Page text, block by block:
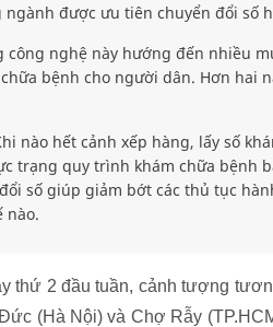
được ưu tiên chuyển đổi số
công nghệ này hướng đến nhiều
bệnh cho người dân. Hơn hai
nào hết cảnh xếp hàng, lấy số
trạng quy trình khám chữa bệnh
số giúp giảm bớt các thủ tục
nào.
thứ 2 đầu tuần, cảnh tượng
(Hà Nội) và Chợ Rẫy